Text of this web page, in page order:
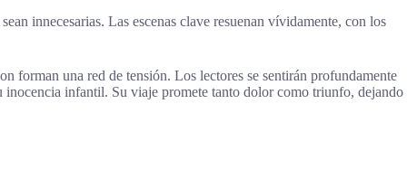
innecesarias. Las escenas clave resuenan vívidamente, con los
forman una red de tensión. Los lectores se sentirán profundamente
inocencia infantil. Su viaje promete tanto dolor como triunfo, dejando